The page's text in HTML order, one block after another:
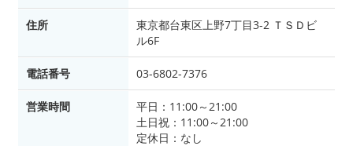
住所
東京都台東区上野7丁目3-2 ＴＳＤビ
ル6F
電話番号 03-6802-7376
営業時間
平日：11:00～21:00
土日祝：11:00～21:00
定休日：なし